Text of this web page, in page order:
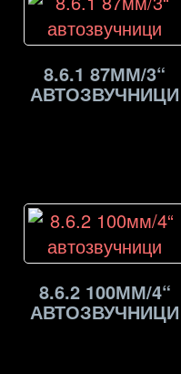
8.6.1 87ММ/3“
АВТОЗВУЧНИЦИ
8.6.2 100ММ/4“
АВТОЗВУЧНИЦИ